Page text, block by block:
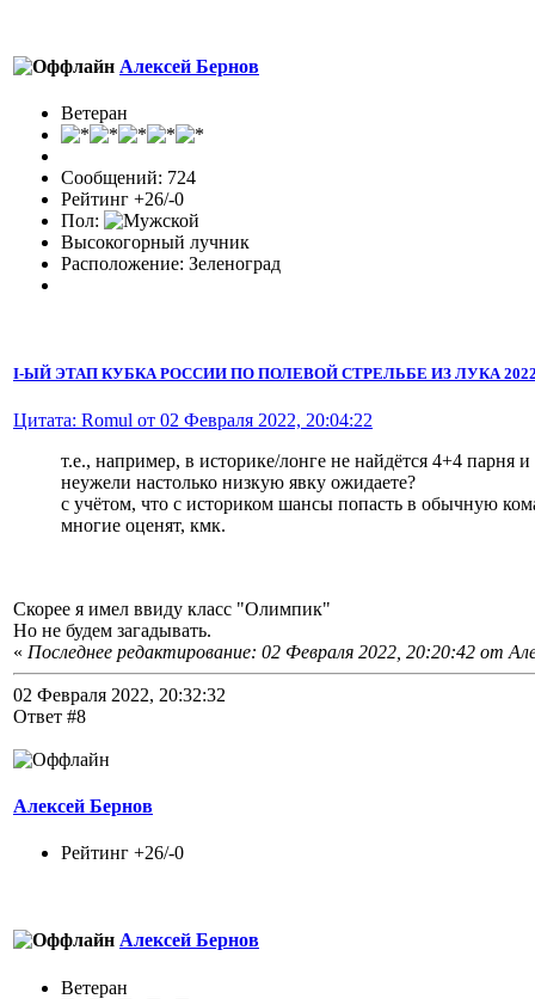
Алексей Бернов
Ветеран
Сообщений: 724
Рейтинг +26/-0
Пол:
Высокогорный лучник
Расположение: Зеленоград
I-ЫЙ ЭТАП КУБКА РОССИИ ПО ПОЛЕВОЙ СТРЕЛЬБЕ ИЗ ЛУКА 2022
Цитата: Romul от 02 Февраля 2022, 20:04:22
т.е., например, в историке/лонге не найдётся 4+4 парня
неужели настолько низкую явку ожидаете?
с учётом, что с историком шансы попасть в обычную
многие оценят, кмк.
Скорее я имел ввиду класс "Олимпик"
Но не будем загадывать.
« Последнее редактирование: 02 Февраля 2022, 20:20:42 от
02 Февраля 2022, 20:32:32
Ответ #8
Алексей Бернов
Рейтинг +26/-0
Алексей Бернов
Ветеран